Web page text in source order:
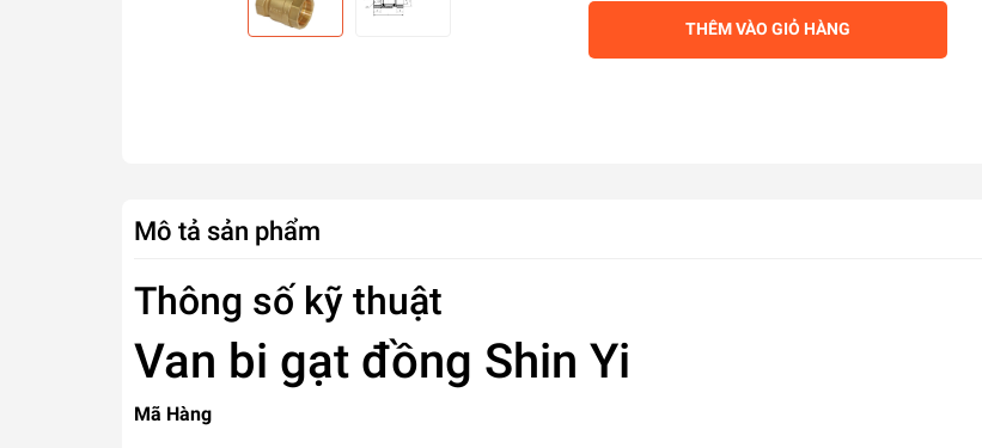
THÊM VÀO GIỎ HÀNG
Mô tả sản phẩm
Thông số kỹ thuật
Van bi gạt đồng Shin Yi
Mã Hàng